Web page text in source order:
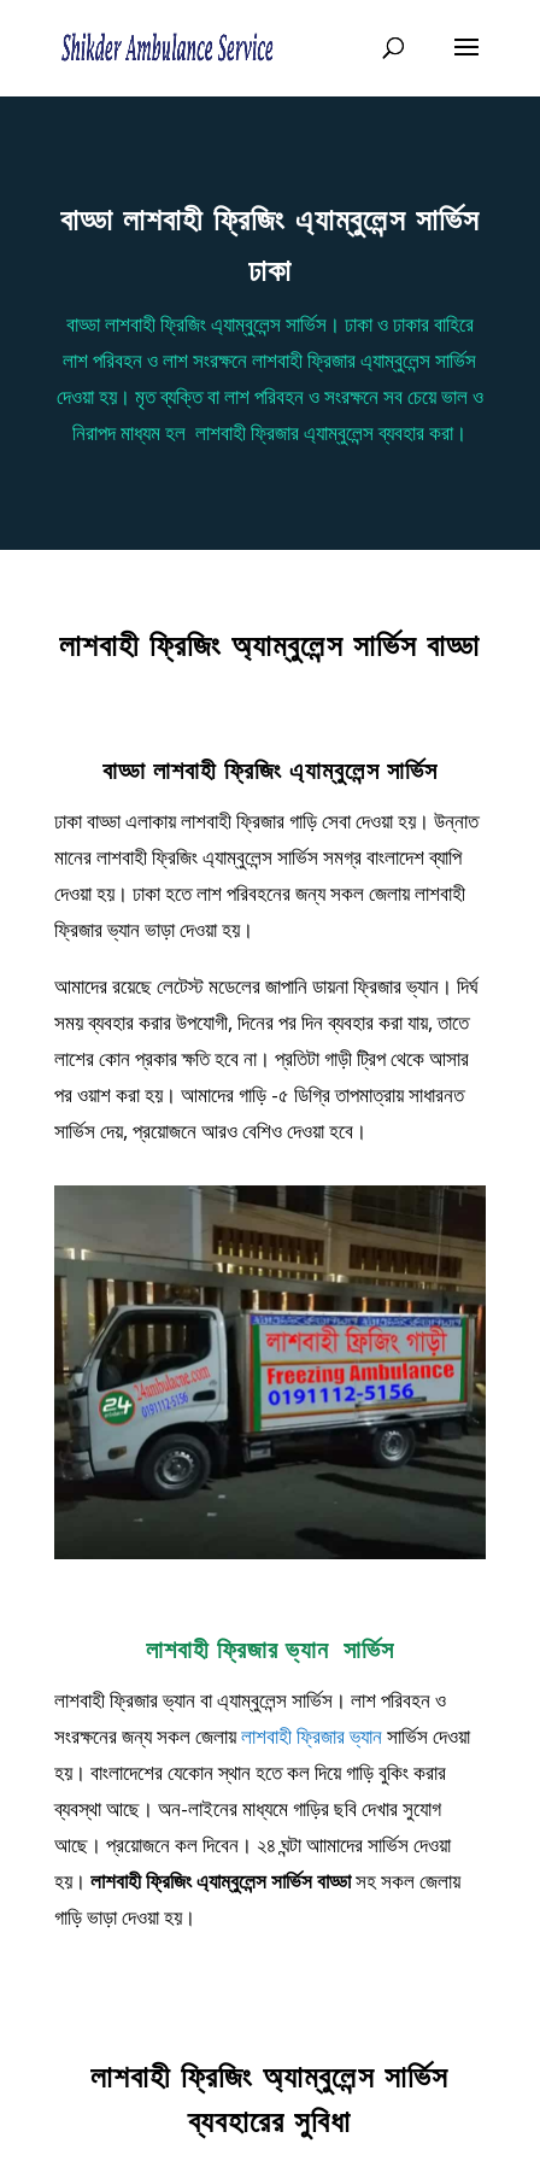
বাড্ডা লাশবাহী ফ্রিজিং এ্যাম্বুলেন্স সার্ভিস
ঢাকা
বাড্ডা লাশবাহী ফ্রিজিং এ্যাম্বুলেন্স সার্ভিস। ঢাকা ও ঢাকার বাহিরে
লাশ পরিবহন ও লাশ সংরক্ষনে লাশবাহী ফ্রিজার এ্যাম্বুলেন্স সার্ভিস
দেওয়া হয়। মৃত ব্যক্তি বা লাশ পরিবহন ও সংরক্ষনে সব চেয়ে ভাল ও
নিরাপদ মাধ্যম হল লাশবাহী ফ্রিজার এ্যাম্বুলেন্স ব্যবহার করা।
লাশবাহী ফ্রিজিং অ্যাম্বুলেন্স সার্ভিস বাড্ডা
বাড্ডা লাশবাহী ফ্রিজিং এ্যাম্বুলেন্স সার্ভিস
ঢাকা বাড্ডা এলাকায় লাশবাহী ফ্রিজার গাড়ি সেবা দেওয়া হয়। উন্নাত
মানের লাশবাহী ফ্রিজিং এ্যাম্বুলেন্স সার্ভিস সমগ্র বাংলাদেশ ব্যাপি
দেওয়া হয়। ঢাকা হতে লাশ পরিবহনের জন্য সকল জেলায় লাশবাহী
ফ্রিজার ভ্যান ভাড়া দেওয়া হয়।
আমাদের রয়েছে লেটেস্ট মডেলের জাপানি ডায়না ফ্রিজার ভ্যান। দির্ঘ
সময় ব্যবহার করার উপযোগী, দিনের পর দিন ব্যবহার করা যায়, তাতে
লাশের কোন প্রকার ক্ষতি হবে না। প্রতিটা গাড়ী ট্রিপ থেকে আসার
পর ওয়াশ করা হয়। আমাদের গাড়ি -৫ ডিগ্রি তাপমাত্রায় সাধারনত
সার্ভিস দেয়, প্রয়োজনে আরও বেশিও দেওয়া হবে।
লাশবাহী ফ্রিজার ভ্যান সার্ভিস
লাশবাহী ফ্রিজার ভ্যান বা এ্যাম্বুলেন্স সার্ভিস। লাশ পরিবহন ও
সংরক্ষনের জন্য সকল জেলায়লাশবাহী ফ্রিজার ভ্যানসার্ভিস দেওয়া
হয়। বাংলাদেশের যেকোন স্থান হতে কল দিয়ে গাড়ি বুকিং করার
ব্যবস্থা আছে। অন-লাইনের মাধ্যমে গাড়ির ছবি দেখার সুযোগ
আছে। প্রয়োজনে কল দিবেন। ২৪ ঘন্টা আামাদের সার্ভিস দেওয়া
হয়। লাশবাহী ফ্রিজিং এ্যাম্বুলেন্স সার্ভিস বাড্ডাসহ সকল জেলায়
গাড়ি ভাড়া দেওয়া হয়।
লাশবাহী ফ্রিজিং অ্যাম্বুলেন্স সার্ভিস
ব্যবহারের সুবিধা